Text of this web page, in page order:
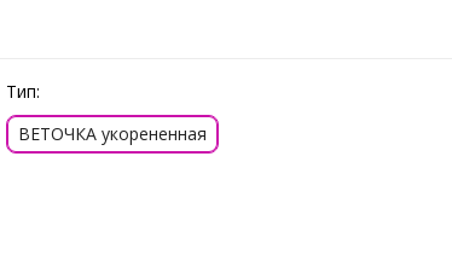
Тип:
ВЕТОЧКА укорененная